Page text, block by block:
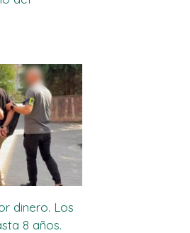
dinero. Los
8 años.